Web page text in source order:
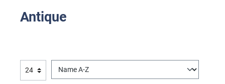
Antique